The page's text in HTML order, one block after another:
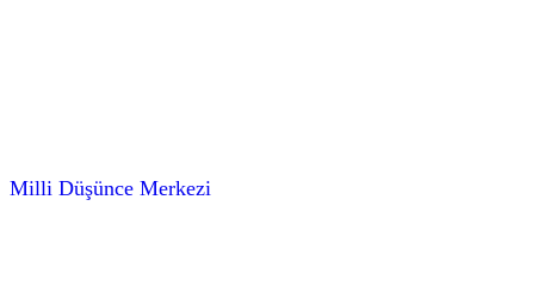
Milli Düşünce Merkezi